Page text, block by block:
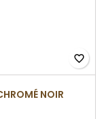
favorite_border
NOIR